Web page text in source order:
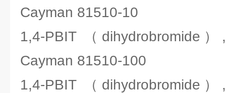
Cayman 81510-10
1,4-PBIT （dihydrobromide
Cayman 81510-100
1,4-PBIT （dihydrobromide